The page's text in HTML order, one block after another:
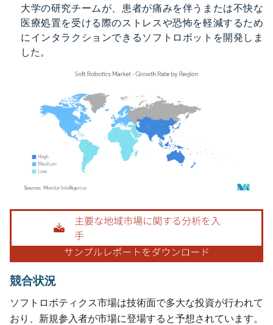
大学の研究チームが、患者が痛みを伴うまたは不快な
医療処置を受ける際のストレスや恐怖を軽減するため
にインタラクションできるソフトロボットを開発しま
した。
画像 © Mordor Intelligence。再利用にはCC BY 4.0の表示が必要です。
競合状況
ソフトロボティクス市場は技術面で多大な投資が行われて
おり、新規参入者が市場に登場すると予想されています。